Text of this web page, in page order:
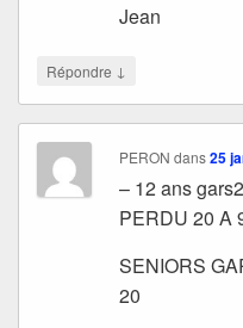
Jean
Répondre ↓
PERON dans25
– 12 ans
PERDU 20 A
SENIORS
20